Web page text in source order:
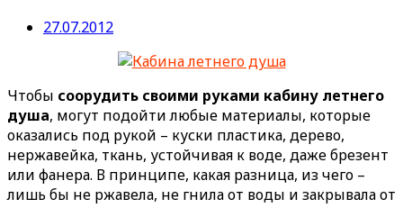
27.07.2012
Чтобы соорудить своими руками кабину летнего
душа, могут подойти любые материалы, которые
оказались под рукой – куски пластика, дерево,
нержавейка, ткань, устойчивая к воде, даже брезент
или фанера. В принципе, какая разница, из чего –
лишь бы не ржавела, не гнила от воды и закрывала от